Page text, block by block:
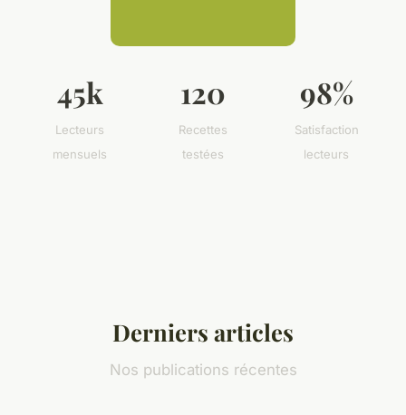
45k
Lecteurs
mensuels
120
Recettes
testées
98%
Satisfaction
lecteurs
Derniers articles
Nos publications récentes